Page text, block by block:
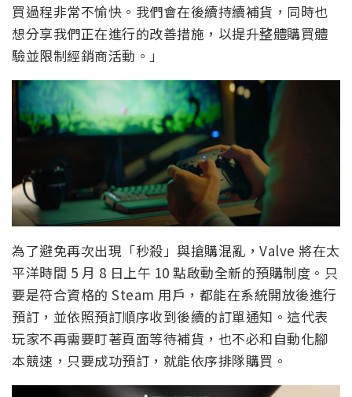
買過程非常不愉快。我們會在後續持續補貨，同時也
想分享我們正在進行的改善措施，以提升整體購買體
驗並限制經銷商活動。」
為了避免再次出現「秒殺」與搶購混亂，Valve 將在太
平洋時間 5 月 8 日上午 10 點啟動全新的預購制度。只
要是符合資格的 Steam 用戶，都能在系統開放後進行
預訂，並依照預訂順序收到後續的訂單通知。這代表
玩家不再需要盯著頁面等待補貨，也不必和自動化腳
本競速，只要成功預訂，就能依序排隊購買。